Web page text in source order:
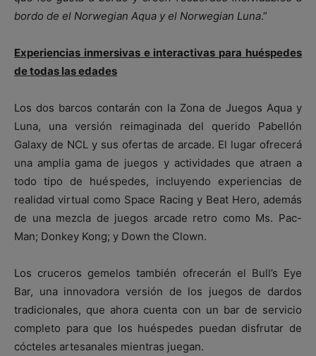
bordo de el Norwegian Aqua y el Norwegian Luna.”
Experiencias inmersivas e interactivas para huéspedes
de todas las edades
Los dos barcos contarán con la Zona de Juegos Aqua y
Luna, una versión reimaginada del querido Pabellón
Galaxy de NCL y sus ofertas de arcade. El lugar ofrecerá
una amplia gama de juegos y actividades que atraen a
todo tipo de huéspedes, incluyendo experiencias de
realidad virtual como Space Racing y Beat Hero, además
de una mezcla de juegos arcade retro como Ms. Pac-
Man; Donkey Kong; y Down the Clown.
Los cruceros gemelos también ofrecerán el Bull’s Eye
Bar, una innovadora versión de los juegos de dardos
tradicionales, que ahora cuenta con un bar de servicio
completo para que los huéspedes puedan disfrutar de
cócteles artesanales mientras juegan.